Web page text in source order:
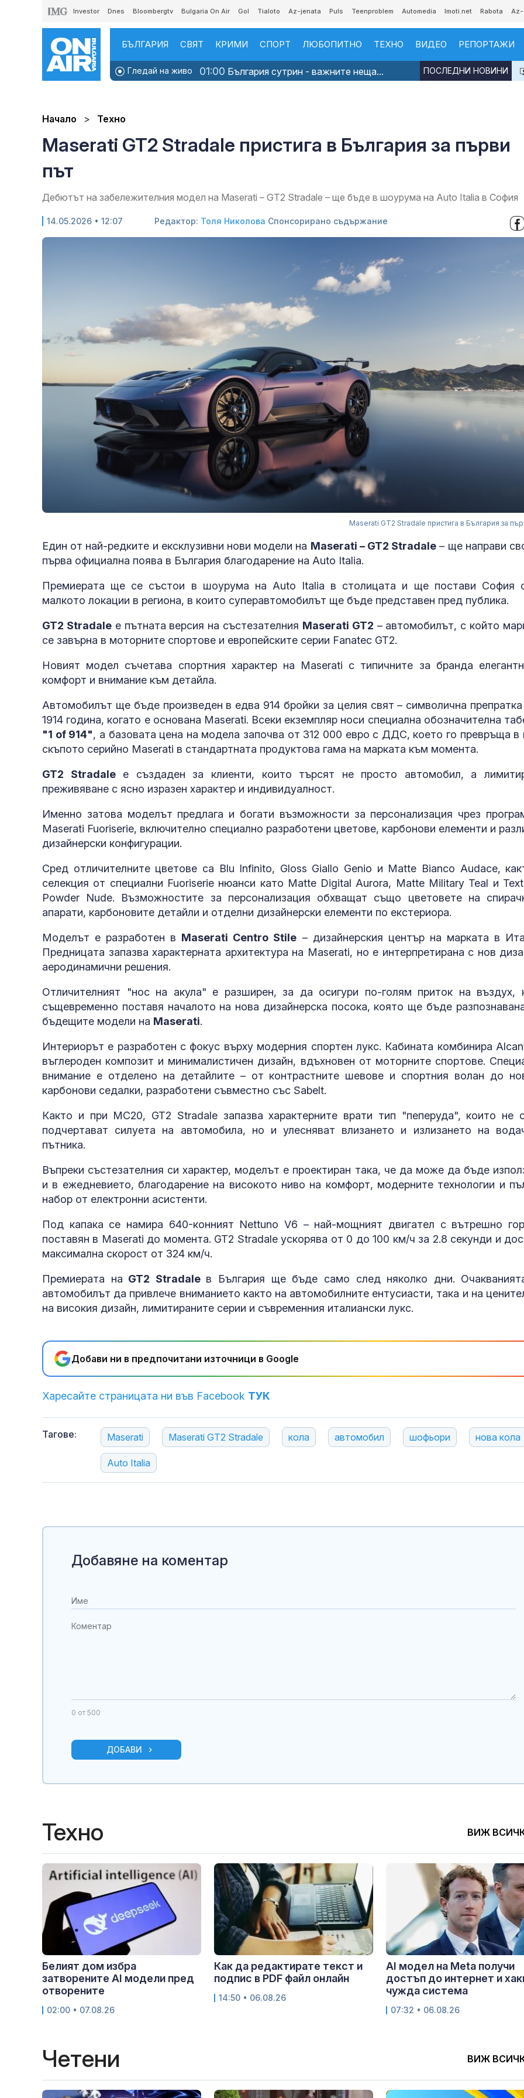
Investor Dnes Bloombergtv Bulgaria On Air Gol Tialoto Az-jenata Puls Teenproblem Automedia Imoti.net Rabota
БЪЛГАРИЯ СВЯТ КРИМИ СПОРТ ЛЮБОПИТНО ТЕХНО ВИДЕО РЕПОРТАЖИ
Гледай на живо 01:00 България сутрин - важните неща... ПОСЛЕДНИ НОВИНИ
Начало Техно
Maserati GT2 Stradale пристига в България за първи
път
Дебютът на забележителния модел на Maserati – GT2 Stradale – ще бъде в шоурума на Auto Italiа в София
14.05.2026 • 12:07 Редактор: Толя Николова Спонсорирано съдържание
Maserati GT2 Stradale пристига в България за
Един от най-редките и ексклузивни нови модели на Maserati – GT2 Stradale – ще направи
първа официална поява в България благодарение на Auto Italia.
Премиерата ще се състои в шоурума на Auto Italia в столицата и ще постави София
малкото локации в региона, в които суперавтомобилът ще бъде представен пред публика.
GT2 Stradaleе пътната версия на състезателния Maserati GT2 – автомобилът, с който
се завърна в моторните спортове и европейските серии Fanatec GT2.
Новият модел съчетава спортния характер на Maserati с типичните за бранда
комфорт и внимание към детайла.
Автомобилът ще бъде произведен в едва 914 бройки за целия свят – символична
1914 година, когато е основана Maserati. Всеки екземпляр носи специална обозначителна
"1 of 914", а базовата цена на модела започва от 312 000 евро с ДДС, което го превръща в
скъпото серийно Maserati в стандартната продуктова гама на марката към момента.
GT2 Stradaleе създаден за клиенти, които търсят не просто автомобил, а
преживяване с ясно изразен характер и индивидуалност.
Именно затова моделът предлага и богати възможности за персонализация чрез
Maserati Fuoriserie, включително специално разработени цветове, карбонови елементи и
дизайнерски конфигурации.
Сред отличителните цветове са Blu Infinito, Gloss Giallo Genio и Matte Bianco Audace,
селекция от специални Fuoriserie нюанси като Matte Digital Aurora, Matte Military Teal и
Powder Nude. Възможностите за персонализация обхващат също цветовете на
апарати, карбоновите детайли и отделни дизайнерски елементи по екстериора.
Моделът е разработен в Maserati Centro Stile – дизайнерския център на марката в
Предницата запазва характерната архитектура на Maserati, но е интерпретирана с нов
аеродинамични решения.
Отличителният "нос на акула" е разширен, за да осигури по-голям приток на въздух,
същевременно поставя началото на нова дизайнерска посока, която ще бъде
бъдещите модели на Maserati.
Интериорът е разработен с фокус върху модерния спортен лукс. Кабината комбинира
въглероден композит и минималистичен дизайн, вдъхновен от моторните спортове.
внимание е отделено на детайлите – от контрастните шевове и спортния волан до
карбонови седалки, разработени съвместно със Sabelt.
Както и при MC20, GT2 Stradale запазва характерните врати тип "пеперуда", които не
подчертават силуета на автомобила, но и улесняват влизането и излизането на
пътника.
Въпреки състезателния си характер, моделът е проектиран така, че да може да бъде
и в ежедневието, благодарение на високото ниво на комфорт, модерните технологии и
набор от електронни асистенти.
Под капака се намира 640-конният Nettuno V6 – най-мощният двигател с вътрешно
поставян в Maserati до момента. GT2 Stradale ускорява от 0 до 100 км/ч за 2.8 секунди и
максимална скорост от 324 км/ч.
Премиерата на GT2 Stradale в България ще бъде само след няколко дни.
автомобилът да привлече вниманието както на автомобилните ентусиасти, така и на
на високия дизайн, лимитираните серии и съвременния италиански лукс.
Добави ни в предпочитани източници в Google
Харесайте страницата ни във Facebook ТУК
Тагове: Maserati Maserati GT2 Stradale кола автомобил шофьори нова кола
Auto Italia
в рокля
Китай тества
щурмовите
полети под радара
превърнаха в
енергиен шок
бански в
ЧРД
Добавяне на коментар
0 от 500
ДОБАВИ
Техно ВИЖ
Белият дом избра
затворените AI модели пред
отворените
02:00 • 07.08.26
Как да редактирате текст и
подпис в PDF файл онлайн
14:50 • 06.08.26
AI модел на Meta получи
достъп до интернет и
чужда система
07:32 • 06.08.26
Четени ВИЖ